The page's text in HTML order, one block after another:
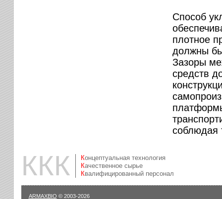
Способ
плотное
должны
Зазоры
средств
соблюдая
ККК
Концептуальная технология
Качественное сырье
Квалифицированный персонал
ARMAXBIO © 2003-2026